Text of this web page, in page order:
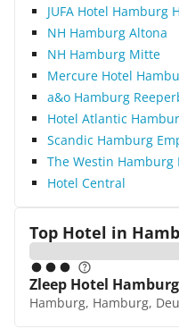
JUFA Hotel Hamburg
NH Hamburg Altona
NH Hamburg Mitte
Mercure Hotel
a&o Hamburg
Hotel Atlantic
Scandic Hamburg
The Westin
Hotel Central
Top Hotel in
Zleep Hotel
Hamburg, Hamburg,